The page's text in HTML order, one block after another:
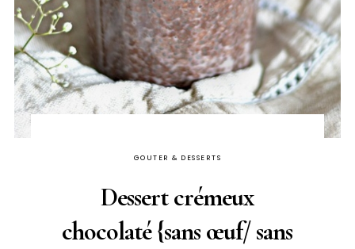
GOUTER & DESSERTS
Dessert crémeux
chocolaté {sans œuf/ sans